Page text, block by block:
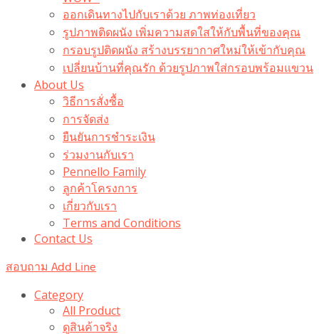
ออกเดินทางไปกับเราด้วย ภาพท่องเที่ยว
รูปภาพติดผนัง เพิ่มความสดใสให้กับพื้นที่ของคุณ
กรอบรูปติดผนัง สร้างบรรยากาศใหม่ให้เข้ากับคุณ
เปลี่ยนบ้านที่คุณรัก ด้วยรูปภาพใส่กรอบพร้อมแขวน​
About Us
วิธีการสั่งซื้อ
การจัดส่ง
ยืนยันการชำระเงิน
ร่วมงานกับเรา
Pennello Family
ลูกค้าโครงการ
เกี่ยวกับเรา
Terms and Conditions
Contact Us
สอบถาม Add Line
Category
All Product
ดูสินค้าจริง